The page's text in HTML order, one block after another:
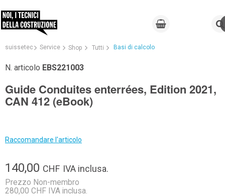
suissetec Service Shop Tutti Basi di calcolo
N. articolo EBS221003
Guide Conduites enterrées, Edition 2021,
CAN 412 (eBook)
Raccomandare l'articolo
140,00 CHF IVA inclusa.
Prezzo Non-membro
280,00 CHF IVA inclusa.